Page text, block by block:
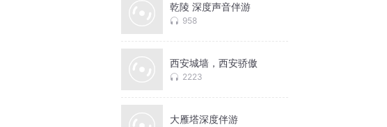
乾陵 深度声音伴游
958
西安城墙，西安骄傲
2223
大雁塔深度伴游